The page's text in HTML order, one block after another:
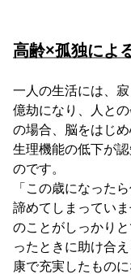
高齢×孤独によ
一人の生活には、
億劫になり、人と
の場合、脳をはじ
生理機能の低下が
のです。
「この歳になった
諦めてしまってい
のことがしっかり
ったときに助け合
康で充実したもの